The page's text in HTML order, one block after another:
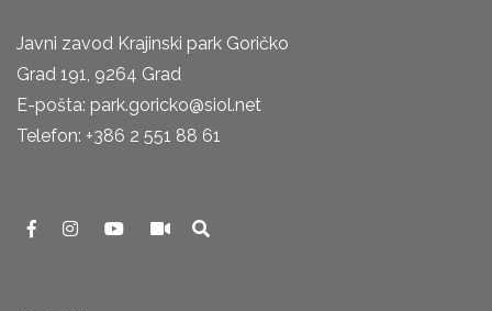
Javni zavod Krajinski park Goričko
Grad 191, 9264 Grad
E-pošta: park.goricko@siol.net
Telefon: +386 2 551 88 61